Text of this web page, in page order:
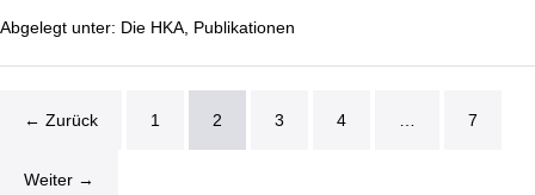
Titelthema
„In­
va­
En­
jekt“
Abgelegt unter: Die HKA Pu­bli­ka­tio­nen
← Zurück 1 2 3 4 7
Weiter →